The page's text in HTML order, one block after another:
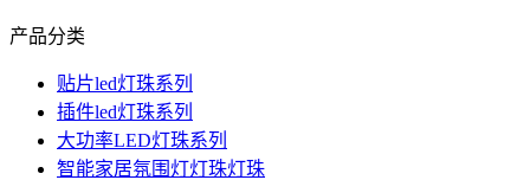
产品分类
贴片led灯珠系列
插件led灯珠系列
大功率LED灯珠系列
智能家居氛围灯灯珠灯珠